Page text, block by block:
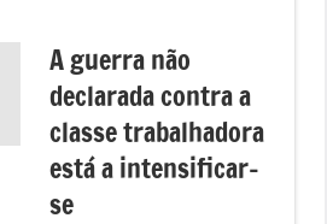
A guerra não
declarada contra a
classe trabalhadora
está a intensificar-
se